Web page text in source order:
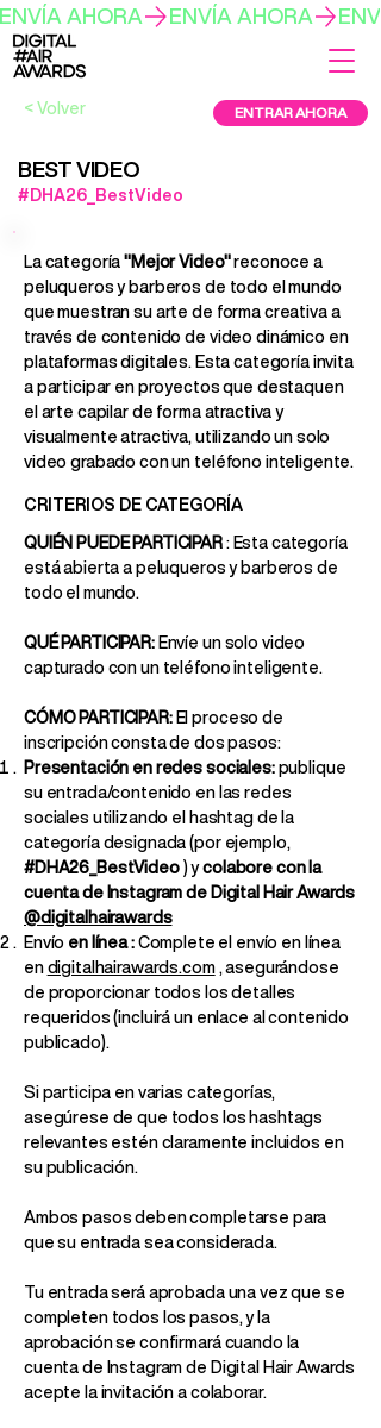
ENVÍA AHORA
< Volver ENTRAR AHORA
BEST VIDEO
#DHA26_BestVideo
La categoría"Mejor Video"reconoce a
peluqueros y barberos de todo el mundo
que muestran su arte de forma creativa a
través de contenido de video dinámico en
plataformas digitales. Esta categoría invita
a participar en proyectos que destaquen
el arte capilar de forma atractiva y
visualmente atractiva, utilizando un solo
video grabado con un teléfono inteligente.
CRITERIOS DE CATEGORÍA
QUIÉN PUEDE PARTICIPAR: Esta categoría
está abierta a peluqueros y barberos de
todo el mundo.
QUÉ PARTICIPAR:Envíe un solo video
capturado con un teléfono inteligente.
CÓMO PARTICIPAR:El proceso de
inscripción consta de dos pasos:
Presentación en redes sociales:publique
su entrada/contenido en las redes
sociales utilizando el hashtag de la
categoría designada (por ejemplo,
#DHA26_BestVideo) ycolabore con la
cuenta de Instagram de Digital Hair Awards
@digitalhairawards
Envío en línea:Complete el envío en línea
endigitalhairawards.com, asegurándose
de proporcionar todos los detalles
requeridos (incluirá un enlace al contenido
publicado).
Si participa en varias categorías,
asegúrese de que todos los hashtags
relevantes estén claramente incluidos en
su publicación.
Ambos pasos deben completarse para
que su entrada sea considerada.
Tu entrada será aprobada una vez que se
completen todos los pasos, y la
aprobación se confirmará cuando la
cuenta de Instagram de Digital Hair Awards
acepte la invitación a colaborar.